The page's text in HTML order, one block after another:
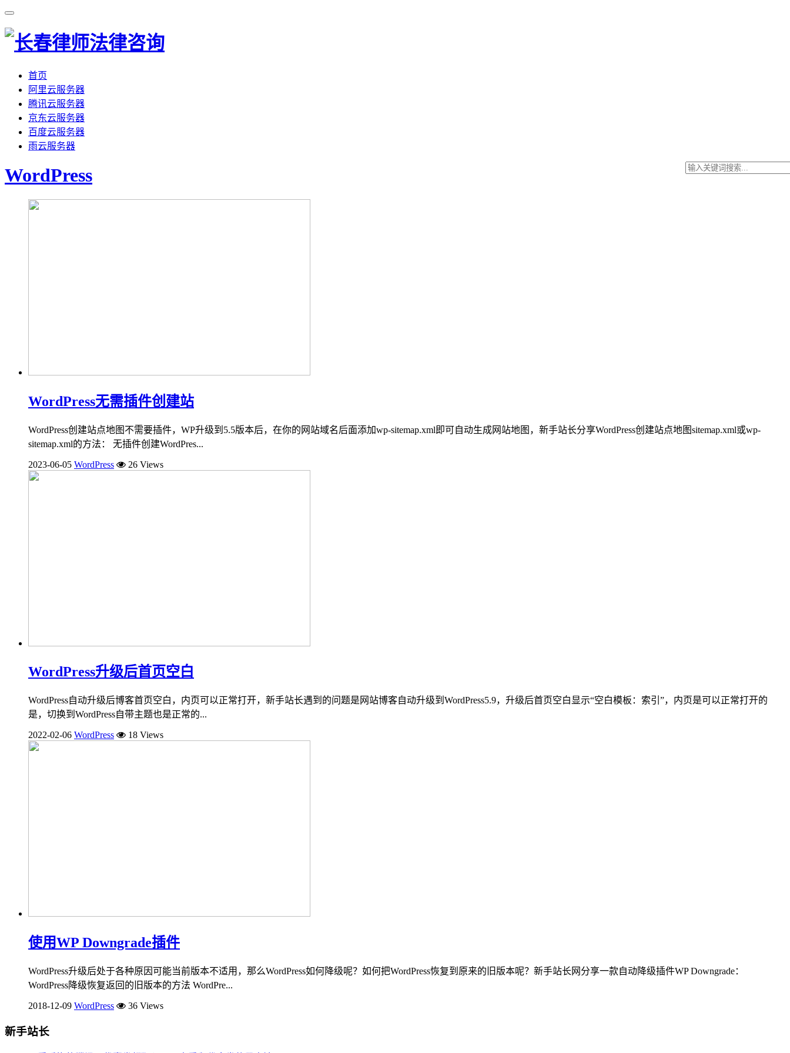
首页
阿里云服务器
腾讯云服务器
京东云服务器
百度云服务器
雨云服务器
WordPress
WordPress无需插件创建站
WordPress创建站点地图不需要插件，WP升级到5.5版本后，在你的网站域名后面添加wp-sitemap.xml即可自动生成网站地图，新手站长分享WordPress创建站点地图sitemap.xml或wp-
sitemap.xml的方法： 无插件创建WordPres...
2023-06-05 WordPress 26 Views
WordPress升级后首页空白
WordPress自动升级后博客首页空白，内页可以正常打开，新手站长遇到的问题是网站博客自动升级到WordPress5.9，升级后首页空白显示“空白模板：索引”，内页是可以正常打开的
是，切换到WordPress自带主题也是正常的...
2022-02-06 WordPress 18 Views
使用WP Downgrade插件
WordPress升级后处于各种原因可能当前版本不适用，那么WordPress如何降级呢？如何把WordPress恢复到原来的旧版本呢？新手站长网分享一款自动降级插件WP Downgrade：
WordPress降级恢复返回的旧版本的方法 WordPre...
2018-12-09 WordPress 36 Views
新手站长